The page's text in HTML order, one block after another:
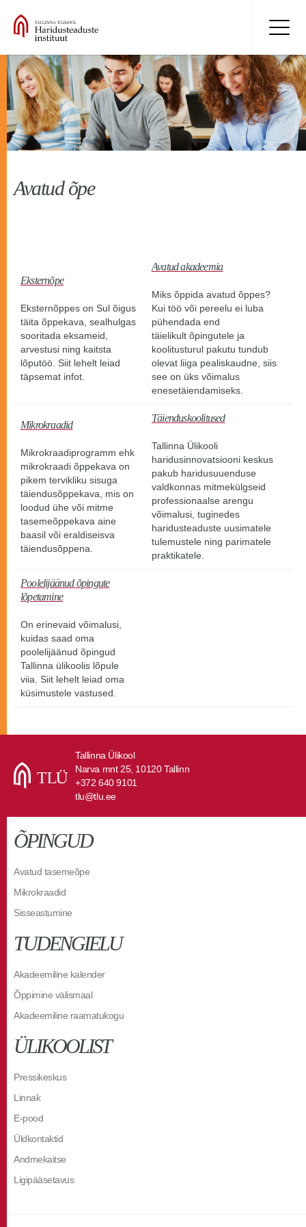
Avatud õpe
Eksternõpe
Eksternõppes on Sul õigus
täita õppekava, sealhulgas
sooritada eksameid,
arvestusi ning kaitsta
lõputöö. Siit lehelt leiad
täpsemat infot.
Avatud akadeemia
Miks õppida avatud õppes?
Kui töö või pereelu ei luba
pühendada end
täielikult õpingutele ja
koolitusturul pakutu tundub
olevat liiga pealiskaudne, siis
see on üks võimalus
enesetäiendamiseks.
Mikrokraadid
Mikrokraadiprogramm ehk
mikrokraadi õppekava on
pikem tervikliku sisuga
täiendusõppekava, mis on
loodud ühe või mitme
tasemeõppekava aine
baasil või eraldiseisva
täiendusõppena.
Täienduskoolitused
Tallinna Ülikooli
haridusinnovatsiooni keskus
pakub haridusuuenduse
valdkonnas mitmekülgseid
professionaalse arengu
võimalusi, tuginedes
haridusteaduste uusimatele
tulemustele ning parimatele
praktikatele.
Poolelijäänud õpingute
lõpetamine
On erinevaid võimalusi,
kuidas saad oma
poolelijäänud õpingud
Tallinna ülikoolis lõpule
viia. Siit lehelt leiad oma
küsimustele vastused.
Tallinna Ülikool
Narva mnt 25, 10120 Tallinn
+372 640 9101
tlu@tlu.ee
ÕPINGUD
Avatud tasemeõpe
Mikrokraadid
Sisseastumine
TUDENGIELU
Akadeemiline kalender
Õppimine välismaal
Akadeemiline raamatukogu
ÜLIKOOLIST
Pressikeskus
Linnak
E-pood
Üldkontaktid
Andmekaitse
Ligipääsetavus